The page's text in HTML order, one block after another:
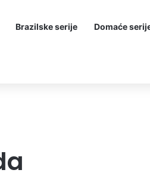
Brazilske serije Domaće